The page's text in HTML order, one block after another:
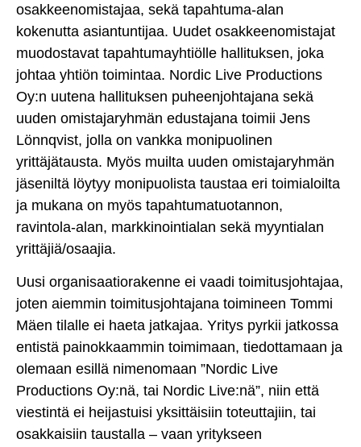
osakkeenomistajaa, sekä tapahtuma-alan
kokenutta asiantuntijaa. Uudet osakkeenomistajat
muodostavat tapahtumayhtiölle hallituksen, joka
johtaa yhtiön toimintaa. Nordic Live Productions
Oy:n uutena hallituksen puheenjohtajana sekä
uuden omistajaryhmän edustajana toimii Jens
Lönnqvist, jolla on vankka monipuolinen
yrittäjätausta. Myös muilta uuden omistajaryhmän
jäseniltä löytyy monipuolista taustaa eri toimialoilta
ja mukana on myös tapahtumatuotannon,
ravintola-alan, markkinointialan sekä myyntialan
yrittäjiä/osaajia.
Uusi organisaatiorakenne ei vaadi toimitusjohtajaa,
joten aiemmin toimitusjohtajana toimineen Tommi
Mäen tilalle ei haeta jatkajaa. Yritys pyrkii jatkossa
entistä painokkaammin toimimaan, tiedottamaan ja
olemaan esillä nimenomaan ”Nordic Live
Productions Oy:nä, tai Nordic Live:nä”, niin että
viestintä ei heijastuisi yksittäisiin toteuttajiin, tai
osakkaisiin taustalla – vaan yritykseen